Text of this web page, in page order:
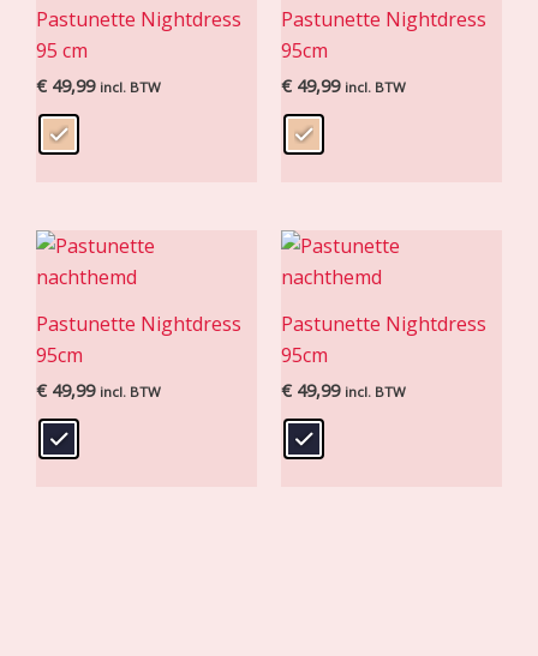
Pastunette Nightdress
95 cm
€ 49,99 incl. BTW
Pastunette Nightdress
95cm
€ 49,99 incl. BTW
Pastunette Nightdress
95cm
€ 49,99 incl. BTW
Pastunette Nightdress
95cm
€ 49,99 incl. BTW